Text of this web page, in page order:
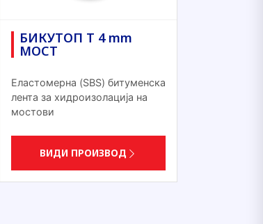
БИКУТОП T 4 mm
МОСТ
Еластомерна (SBS) битуменска
лента за хидроизолација на
мостови
ВИДИ ПРОИЗВОД